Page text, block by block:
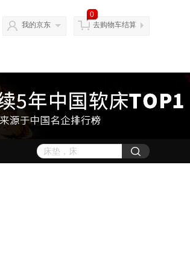
我的京东
0
去购物车结算